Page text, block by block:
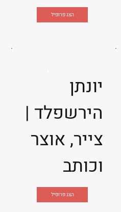
הצג פרופיל
יונתן
הירשפלד |
צייר, אוצר
וכותב
הצג פרופיל